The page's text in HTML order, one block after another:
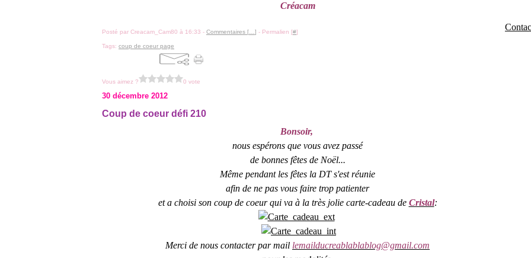
Créacam
Posté par Creacam_Cam80 à 16:33 - Commentaires [ ] - Permalien [#]
Tags: coup de coeur page
Vous aimez ? 0 vote
30 décembre 2012
Coup de coeur défi 210
Bonsoir,
nous espérons que vous avez passé
de bonnes fêtes de Noël...
Même pendant les fêtes la DT s'est réunie
afin de ne pas vous faire trop patienter
et a choisi son coup de coeur qui va à la très jolie carte-cadeau de Cristal:
Merci de nous contacter par mail lemailducreablablablog@gmail.com